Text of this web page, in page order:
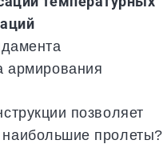
армирования
позволяет
наибольшие пролеты?